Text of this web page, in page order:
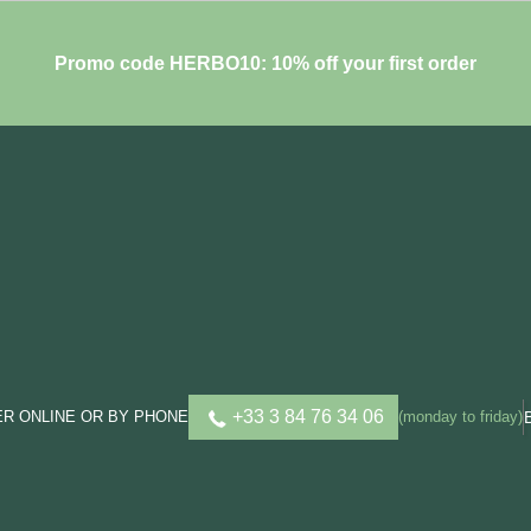
Promo code HERBO10: 10% off your first order
ONLINE OR BY PHONE +33 3 84 76 34 06 (monday to friday)